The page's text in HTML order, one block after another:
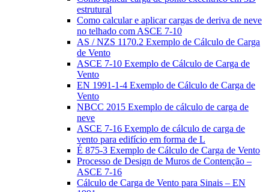
estrutural
Como calcular e aplicar cargas de deriva de neve
no telhado com ASCE 7-10
AS / NZS 1170.2 Exemplo de Cálculo de Carga
de Vento
ASCE 7-10 Exemplo de Cálculo de Carga de
Vento
EN 1991-1-4 Exemplo de Cálculo de Carga de
Vento
NBCC 2015 Exemplo de cálculo de carga de
neve
ASCE 7-16 Exemplo de cálculo de carga de
vento para edifício em forma de L
É 875-3 Exemplo de Cálculo de Carga de Vento
Processo de Design de Muros de Contenção –
ASCE 7-16
Cálculo de Carga de Vento para Sinais – EN